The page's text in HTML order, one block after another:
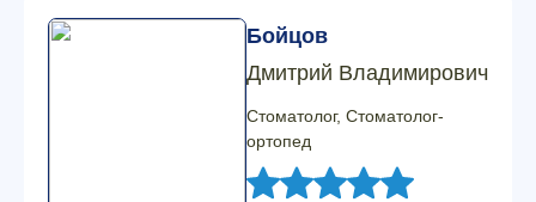
Бойцов
Дмитрий Владимирович
Стоматолог, Стоматолог-
ортопед